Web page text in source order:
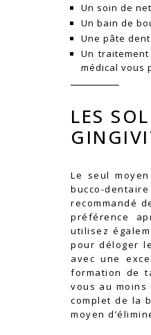
Un soin de
Un bain de
Une pâte
Un
médical vous
LES
Le seul
bucco-
recommandé
préférence
utilisez
pour déloger
avec une
formation de
vous au moins
complet de la
moyen